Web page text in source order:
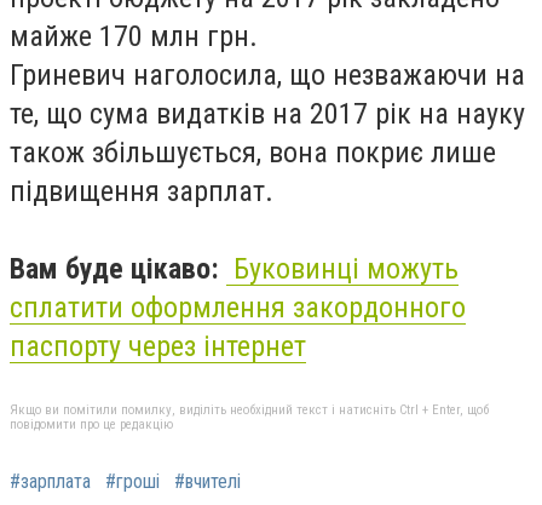
майже 170 млн грн.
Гриневич наголосила, що незважаючи на
те, що сума видатків на 2017 рік на науку
також збільшується, вона покриє лише
підвищення зарплат.
Вам буде цікаво: Буковинці можуть
сплатити оформлення закордонного
паспорту через інтернет
Якщо ви помітили помилку, виділіть необхідний текст і натисніть Ctrl + Enter, щоб
повідомити про це редакцію
#зарплата #гроші #вчителі